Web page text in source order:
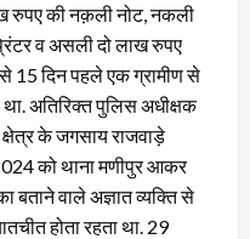
रुपए की नक़ली नोट, नकली
व असली दो लाख रुपए
से 15 दिन पहले एक ग्रामीण से
अतिरिक्त पुलिस अधीक्षक
के जगसाय राजवाड़े
2024 को थाना मणीपुर आकर
बताने वाले अज्ञात व्यक्ति से
होता रहता था. 29